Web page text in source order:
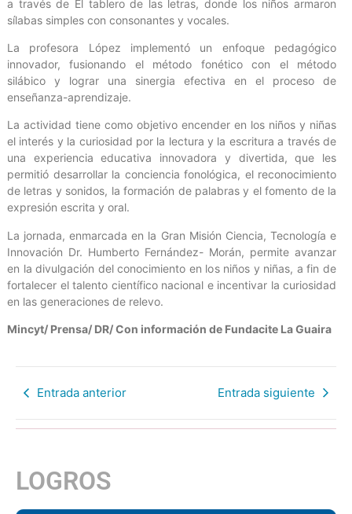
a través de El tablero de las letras, donde los niños armaron
sílabas simples con consonantes y vocales.
La profesora López implementó un enfoque pedagógico
innovador, fusionando el método fonético con el método
silábico y lograr una sinergia efectiva en el proceso de
enseñanza-aprendizaje.
La actividad tiene como objetivo encender en los niños y niñas
el interés y la curiosidad por la lectura y la escritura a través de
una experiencia educativa innovadora y divertida, que les
permitió desarrollar la conciencia fonológica, el reconocimiento
de letras y sonidos, la formación de palabras y el fomento de la
expresión escrita y oral.
La jornada, enmarcada en la Gran Misión Ciencia, Tecnología e
Innovación Dr. Humberto Fernández- Morán, permite avanzar
en la divulgación del conocimiento en los niños y niñas, a fin de
fortalecer el talento científico nacional e incentivar la curiosidad
en las generaciones de relevo.
Mincyt/ Prensa/ DR/ Con información de Fundacite La Guaira
Entrada anterior Entrada siguiente
LOGROS